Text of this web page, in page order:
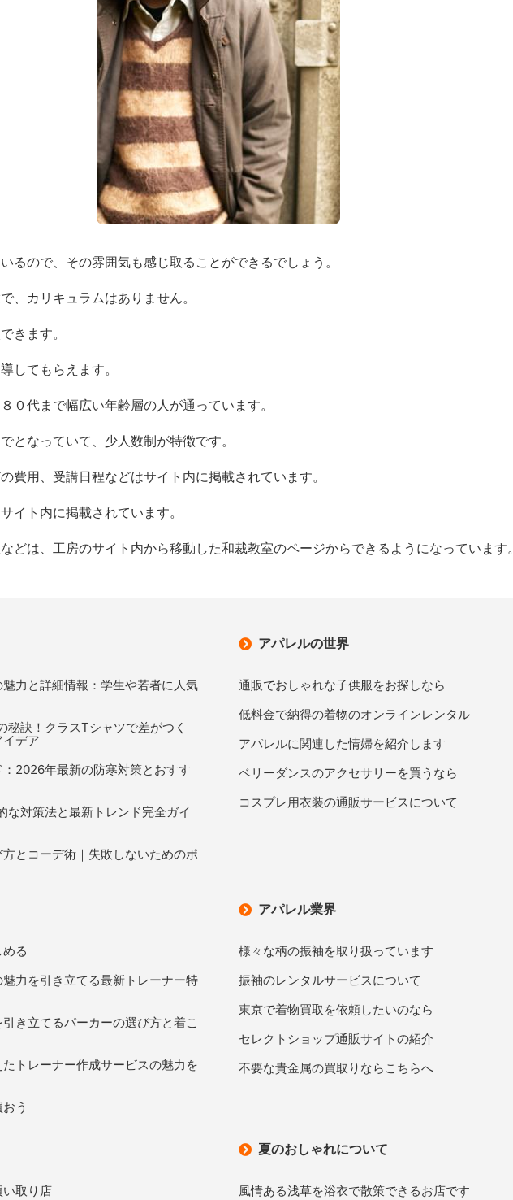
るので、その雰囲気も感じ取ることができるでしょう。
、カリキュラムはありません。
きます。
してもらえます。
０代まで幅広い年齢層の人が通っています。
となっていて、少人数制が特徴です。
費用、受講日程などはサイト内に掲載されています。
イト内に掲載されています。
どは、工房のサイト内から移動した和裁教室のページからできるようになっています。
力と詳細情報：学生や若者に人気
訣！クラスTシャツで差がつく
デア
2026年最新の防寒対策とおすす
な対策法と最新トレンド完全ガイ
方とコーデ術｜失敗しないためのポ
アパレルの世界
通販でおしゃれな子供服をお探しなら
低料金で納得の着物のオンラインレンタル
アパレルに関連した情婦を紹介します
ベリーダンスのアクセサリーを買うなら
コスプレ用衣装の通販サービスについて
る
力を引き立てる最新トレーナー特
き立てるパーカーの選び方と着こ
トレーナー作成サービスの魅力を
う
アパレル業界
様々な柄の振袖を取り扱っています
振袖のレンタルサービスについて
東京で着物買取を依頼したいのなら
セレクトショップ通販サイトの紹介
不要な貴金属の買取りならこちらへ
取り店
夏のおしゃれについて
風情ある浅草を浴衣で散策できるお店です